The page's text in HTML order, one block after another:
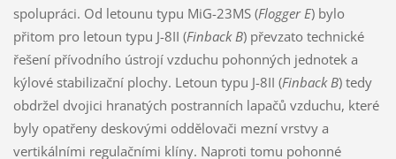
spolupráci. Od letounu typu MiG-23MS (Flogger E) bylo
přitom pro letoun typu J-8II (Finback B) převzato technické
řešení přívodního ústrojí vzduchu pohonných jednotek a
kýlové stabilizační plochy. Letoun typu J-8II (Finback B) tedy
obdržel dvojici hranatých postranních lapačů vzduchu, které
byly opatřeny deskovými oddělovači mezní vrstvy a
vertikálními regulačními klíny. Naproti tomu pohonné